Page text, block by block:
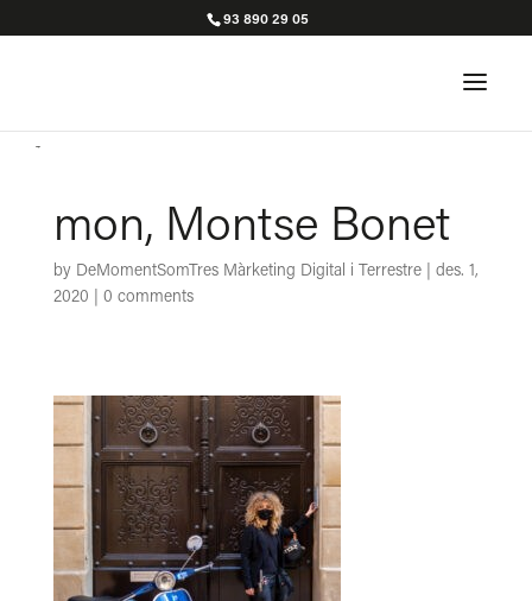
93 890 29 05
mon, Montse Bonet
by DeMomentSomTres Màrketing Digital i Terrestre| des. 1,
2020 | 0 comments